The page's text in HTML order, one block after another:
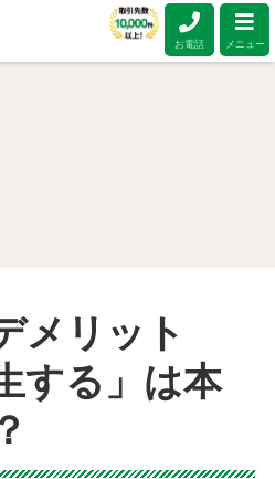
メリット
する」は本
お電話 メニュー